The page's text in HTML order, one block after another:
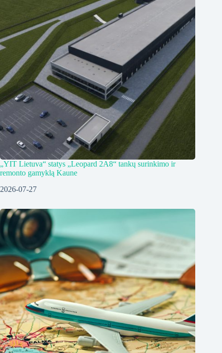
„YIT Lietuva“ statys „Leopard 2A8“ tankų surinkimo ir
remonto gamyklą Kaune
2026-07-27